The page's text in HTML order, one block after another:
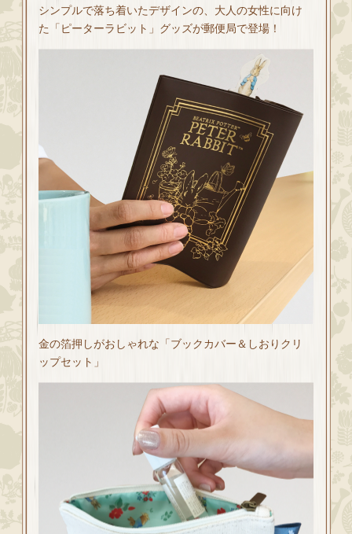
シンプルで落ち着いたデザインの、大人の女性に向け
た「ピーターラビット」グッズが郵便局で登場！
金の箔押しがおしゃれな「ブックカバー＆しおりクリ
ップセット」